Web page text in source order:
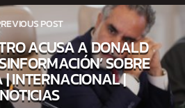
POST
ACUSA A DONALD
SOBRE
INTERNACIONAL |
NOTICIAS